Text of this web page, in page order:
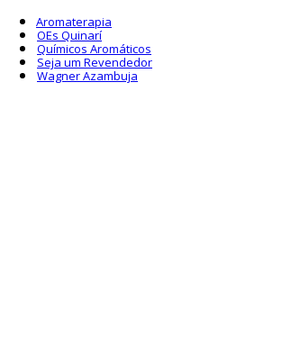
Aromaterapia
OEs Quinarí
Químicos Aromáticos
Seja um Revendedor
Wagner Azambuja